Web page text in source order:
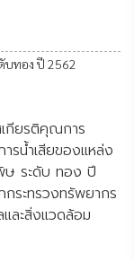
บทอง ปี 2562
เกียรติคุณการ
รน้ำเสียของแหล่ง
ษ ระดับ ทอง ปี
ระทรวงทรัพยากร
ละสิ่งแวดล้อม